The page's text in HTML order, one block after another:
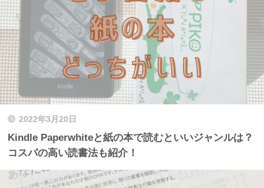
2022年3月20日
Kindle Paperwhiteと紙の本で読むといいジャンルは？
コスパの高い読書法も紹介！